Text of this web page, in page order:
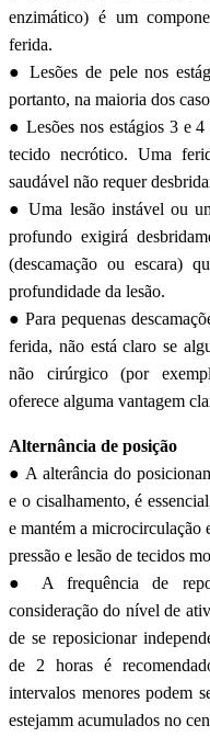
enzimático) é um
ferida.
● Lesões de pele nos
portanto, na maioria dos
● Lesões nos estágios 3 e
tecido necrótico. Uma
saudável não requer
● Uma lesão instável ou
profundo exigirá
(descamação ou escara)
profundidade da lesão.
● Para pequenas
ferida, não está claro se
não cirúrgico (por
oferece alguma vantagem
Alternância de posição
● A alterância do
e o cisalhamento, é
e mantém a microcirculação
pressão e lesão de tecidos
● A frequência de
consideração do nível de
de se reposicionar
de 2 horas é
intervalos menores podem
estejamm acumulados no